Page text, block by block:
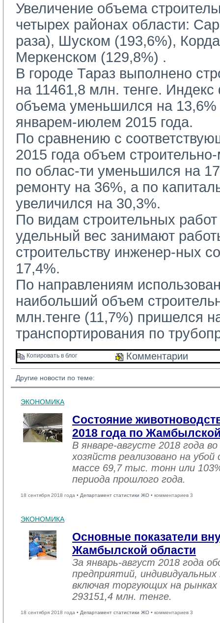
Увеличение объема
четырех районах области:
раза), Шуском (193,6%),
Меркенском (129,8%) .
В городе Тараз выполнено
на 11461,8 млн. тенге. Индекс
объема уменьшился на 13,6%
январем-июлем 2015 года.
По сравнению с
2015 года объем
по облас-ти уменьшился на
ремонту на 36%, а по
увеличился на 30,3%.
По видам строительных
удельный вес занимают
строительству инженер-ных
17,4%.
По направлениям
наибольший объем
млн.тенге (11,7%) пришелся
транспортирования по
Копировать в блог Комментарии
Другие новости по теме:
ЭКОНОМИКА
Состояние
2018 года по
В январе-августе 2018 года
хозяйств реализовано на
массе 69,7 тыс. тонн или
периода прошлого года.
18 сентября 2018 года • Департамент статистики ЖО • комментариев 3
ЭКОНОМИКА
Основные показатели
Жамбылской области
За январь-август 2018 года
предприятий,
включая торгующих на рынках
293151,4 млн. тенге.
18 сентября 2018 года • Департамент статистики ЖО • комментариев 3